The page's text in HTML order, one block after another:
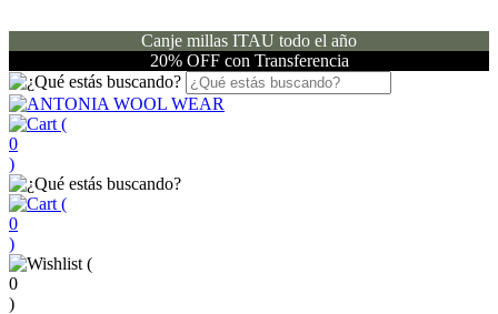
Canje millas ITAU todo el año
20% OFF con Transferencia
(
0
)
(
0
)
(
0
)